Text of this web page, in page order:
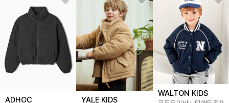
ADHOC YALE KIDS
WALTON KIDS